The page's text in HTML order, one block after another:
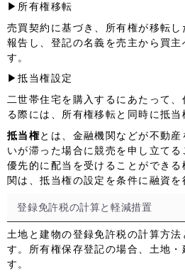
▶所有権移転
売買契約に基づき、所有権が移転
報告し、登記の名義を売主から買
す。
▶抵当権設定
二世帯住宅を購入するにあたって
る際には、所有権移転と同時に抵当
抵当権とは、金融機関などが不動
いが滞った場合に競売を申し立て
優先的に配当を受けることができ
関は、抵当権の設定を条件に融資を
登録免許税の計算と軽減措置
土地と建物の登録免許税の計算方法
す。所有権保存登記の場合、土地
す。